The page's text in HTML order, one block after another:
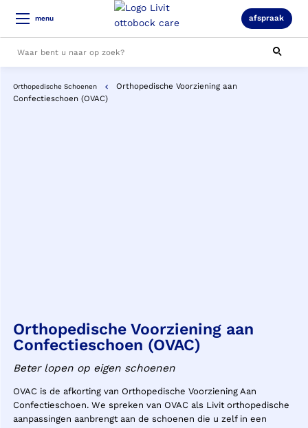
menu afspraak
Alle resultaten
Orthopedische Schoenen
Orthopedische Voorziening aan
Confectieschoen (OVAC)
Orthopedische Voorziening aan
Confectieschoen (OVAC)
Beter lopen op eigen schoenen
OVAC is de afkorting van Orthopedische Voorziening Aan
Confectieschoen. We spreken van OVAC als Livit orthopedische
aanpassingen aanbrengt aan de schoenen die u zelf in een